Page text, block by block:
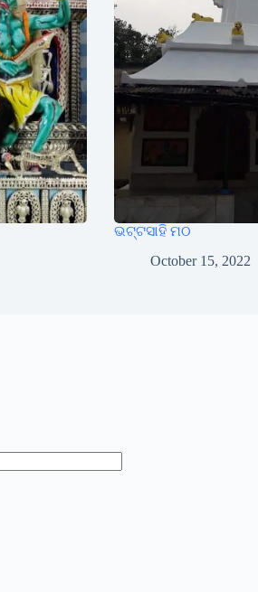
ଭଟ୍ଟସାହି ମଠ
October 15, 2022